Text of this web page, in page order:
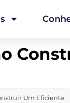
Um Eficiente